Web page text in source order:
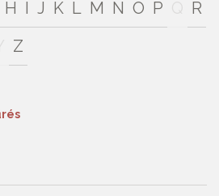
H I J K L M N O P
R
Z